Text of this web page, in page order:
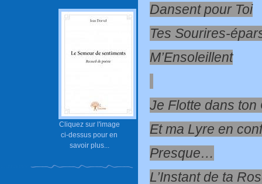
Cliquez sur l'image
ci-dessus pour en
savoir plus...
Dansent pour Toi
Tes Sourires-
M’Ensoleillent
Je Flotte dans ton
Et ma Lyre en
Presque…
L’Instant de ta